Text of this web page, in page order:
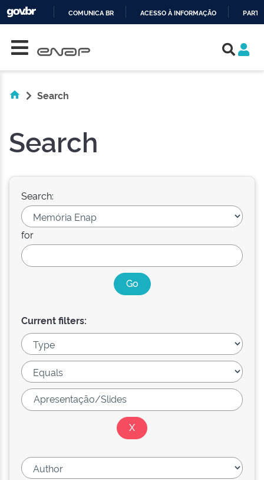
COMUNICA BR ACESSO À INFORMAÇÃO
Search
Search
Search:
for
Current filters: